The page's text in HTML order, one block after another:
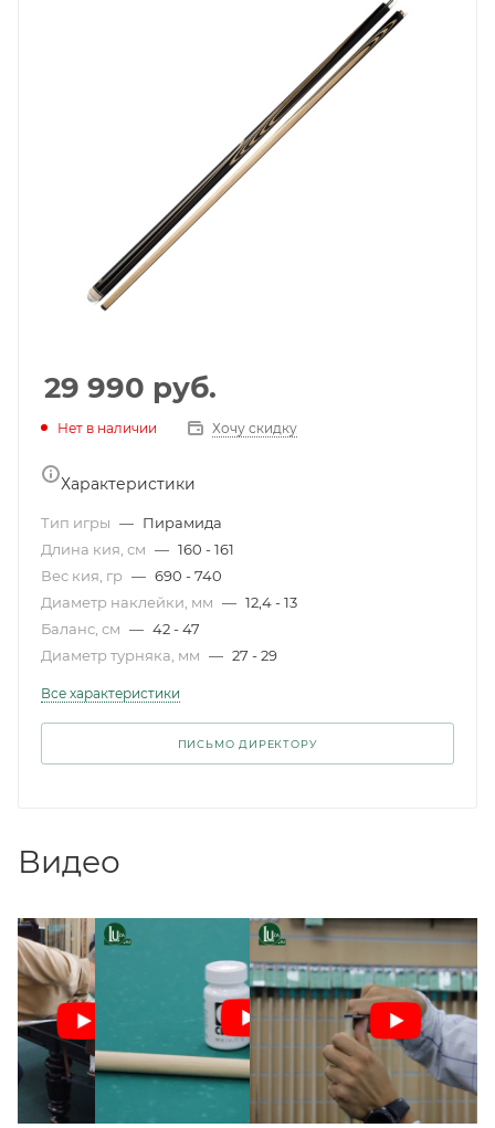
29 990 руб.
Нет в наличии Хочу скидку
Характеристики
Тип игры — Пирамида
Длина кия, см — 160 - 161
Вес кия, гр — 690 - 740
Диаметр наклейки, мм — 12,4 - 13
Баланс, см — 42 - 47
Диаметр турняка, мм — 27 - 29
Все характеристики
ПИСЬМО ДИРЕКТОРУ
Видео